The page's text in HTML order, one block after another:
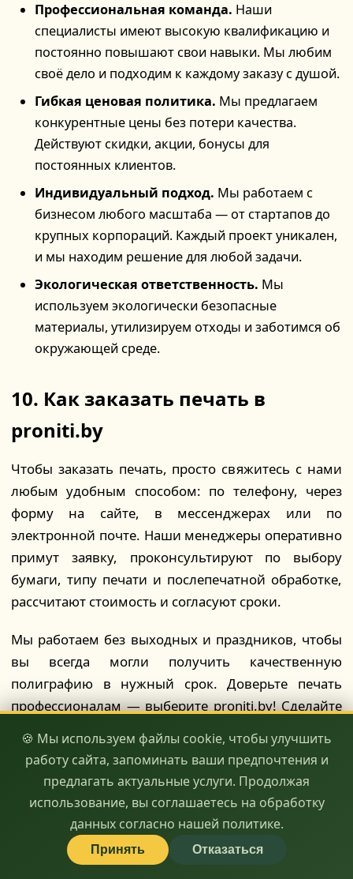
Профессиональная команда. Наши
специалисты имеют высокую квалификацию и
постоянно повышают свои навыки. Мы любим
своё дело и подходим к каждому заказу с душой.
Гибкая ценовая политика. Мы предлагаем
конкурентные цены без потери качества.
Действуют скидки, акции, бонусы для
постоянных клиентов.
Индивидуальный подход. Мы работаем с
бизнесом любого масштаба — от стартапов до
крупных корпораций. Каждый проект уникален,
и мы находим решение для любой задачи.
Экологическая ответственность. Мы
используем экологически безопасные
материалы, утилизируем отходы и заботимся об
окружающей среде.
10. Как заказать печать в
proniti.by
Чтобы заказать печать, просто свяжитесь с нами
любым удобным способом: по телефону, через
форму на сайте, в мессенджерах или по
электронной почте. Наши менеджеры оперативно
примут заявку, проконсультируют по выбору
бумаги, типу печати и послепечатной обработке,
рассчитают стоимость и согласуют сроки.
Мы работаем без выходных и праздников, чтобы
вы всегда могли получить качественную
полиграфию в нужный срок. Доверьте печать
профессионалам — выберите proniti.by! Сделайте
нами. Ваша реклама — наше вдохновение!
🖨️ качество ⏱️ скорость 💰 доступность
🍪 Мы используем файлы cookie, чтобы улучшить
работу сайта, запоминать ваши предпочтения и
предлагать актуальные услуги. Продолжая
использование, вы соглашаетесь на обработку
данных согласно нашей политике.
Принять Отказаться